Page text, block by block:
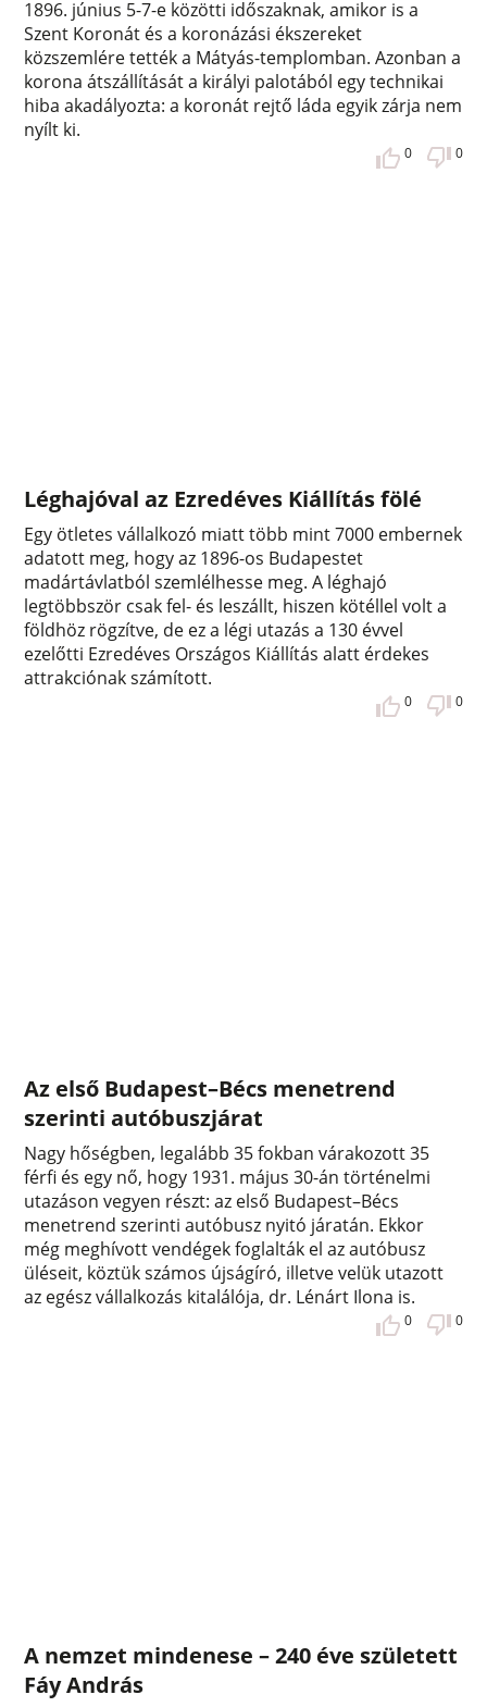
1896. június 5-7-e közötti időszaknak, amikor is a
Szent Koronát és a koronázási ékszereket
közszemlére tették a Mátyás-templomban. Azonban a
korona átszállítását a királyi palotából egy technikai
hiba akadályozta: a koronát rejtő láda egyik zárja nem
nyílt ki.
0 0
Léghajóval az Ezredéves Kiállítás fölé
Egy ötletes vállalkozó miatt több mint 7000 embernek
adatott meg, hogy az 1896-os Budapestet
madártávlatból szemlélhesse meg. A léghajó
legtöbbször csak fel- és leszállt, hiszen kötéllel volt a
földhöz rögzítve, de ez a légi utazás a 130 évvel
ezelőtti Ezredéves Országos Kiállítás alatt érdekes
attrakciónak számított.
0 0
Az első Budapest–Bécs menetrend
szerinti autóbuszjárat
Nagy hőségben, legalább 35 fokban várakozott 35
férfi és egy nő, hogy 1931. május 30-án történelmi
utazáson vegyen részt: az első Budapest–Bécs
menetrend szerinti autóbusz nyitó járatán. Ekkor
még meghívott vendégek foglalták el az autóbusz
üléseit, köztük számos újságíró, illetve velük utazott
az egész vállalkozás kitalálója, dr. Lénárt Ilona is.
0 0
A nemzet mindenese – 240 éve született
Fáy András